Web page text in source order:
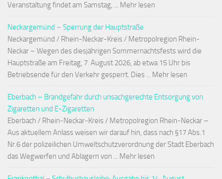
Veranstaltung findet am Samstag, ... Mehr lesen
Neckargemünd – Sperrung der Hauptstraße
Neckargemünd / Rhein-Neckar-Kreis / Metropolregion Rhein-
Neckar – Wegen des diesjährigen Sommernachtsfests wird die
Hauptstraße am Freitag, 7. August 2026, ab etwa 15 Uhr bis
Betriebsende für den Verkehr gesperrt. Dies ... Mehr lesen
Eberbach – Brandgefahr durch unsachgerechte Entsorgung von
Zigaretten und E-Zigaretten
Eberbach / Rhein-Neckar-Kreis / Metropolregion Rhein-Neckar –
Aus aktuellem Anlass weisen wir darauf hin, dass nach §17 Abs.1
Nr.6 der polizeilichen Umweltschutzverordnung der Stadt Eberbach
das Wegwerfen und Ablagern von ... Mehr lesen